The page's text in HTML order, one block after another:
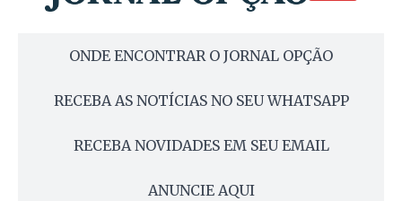
ONDE ENCONTRAR O JORNAL OPÇÃO
RECEBA AS NOTÍCIAS NO SEU WHATSAPP
RECEBA NOVIDADES EM SEU EMAIL
ANUNCIE AQUI